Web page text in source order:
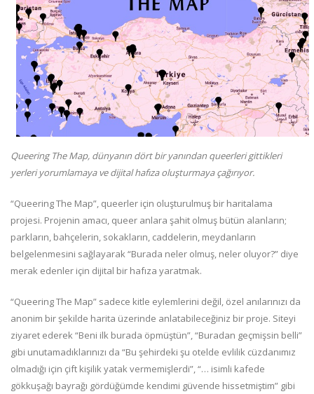
Queering The Map, dünyanın dört bir yanından queerleri gittikleri
yerleri yorumlamaya ve dijital hafıza oluşturmaya çağırıyor.
“Queering The Map”, queerler için oluşturulmuş bir haritalama
projesi. Projenin amacı, queer anlara şahit olmuş bütün alanların;
parkların, bahçelerin, sokakların, caddelerin, meydanların
belgelenmesini sağlayarak “Burada neler olmuş, neler oluyor?” diye
merak edenler için dijital bir hafıza yaratmak.
“Queering The Map” sadece kitle eylemlerini değil, özel anılarınızı da
anonim bir şekilde harita üzerinde anlatabileceğiniz bir proje. Siteyi
ziyaret ederek “Beni ilk burada öpmüştün”, “Buradan geçmişsin belli”
gibi unutamadıklarınızı da “Bu şehirdeki şu otelde evlilik cüzdanımız
olmadığı için çift kişilik yatak vermemişlerdi”, “… isimli kafede
gökkuşağı bayrağı gördüğümde kendimi güvende hissetmiştim” gibi